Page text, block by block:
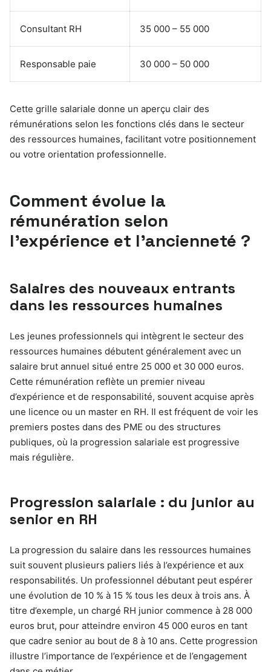
Consultant RH 35 000 – 55 000
Responsable paie 30 000 – 50 000
Cette grille salariale donne un aperçu clair des
rémunérations selon les fonctions clés dans le secteur
des ressources humaines, facilitant votre positionnement
ou votre orientation professionnelle.
Comment évolue la
rémunération selon
l’expérience et l’ancienneté ?
Salaires des nouveaux entrants
dans les ressources humaines
Les jeunes professionnels qui intègrent le secteur des
ressources humaines débutent généralement avec un
salaire brut annuel situé entre 25 000 et 30 000 euros.
Cette rémunération reflète un premier niveau
d’expérience et de responsabilité, souvent acquise après
une licence ou un master en RH. Il est fréquent de voir les
premiers postes dans des PME ou des structures
publiques, où la progression salariale est progressive
mais régulière.
Progression salariale : du junior au
senior en RH
La progression du salaire dans les ressources humaines
suit souvent plusieurs paliers liés à l’expérience et aux
responsabilités. Un professionnel débutant peut espérer
une évolution de 10 % à 15 % tous les deux à trois ans. À
titre d’exemple, un chargé RH junior commence à 28 000
euros brut, pour atteindre environ 45 000 euros en tant
que cadre senior au bout de 8 à 10 ans. Cette progression
illustre l’importance de l’expérience et de l’engagement